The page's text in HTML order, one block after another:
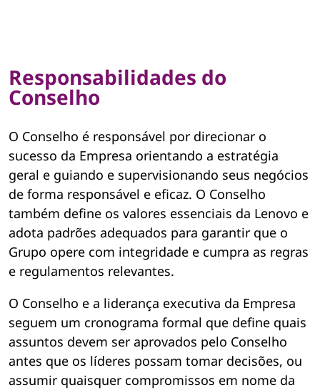
Responsabilidades do
Conselho
O Conselho é responsável por direcionar o
sucesso da Empresa orientando a estratégia
geral e guiando e supervisionando seus negócios
de forma responsável e eficaz. O Conselho
também define os valores essenciais da Lenovo e
adota padrões adequados para garantir que o
Grupo opere com integridade e cumpra as regras
e regulamentos relevantes.
O Conselho e a liderança executiva da Empresa
seguem um cronograma formal que define quais
assuntos devem ser aprovados pelo Conselho
antes que os líderes possam tomar decisões, ou
assumir quaisquer compromissos em nome da